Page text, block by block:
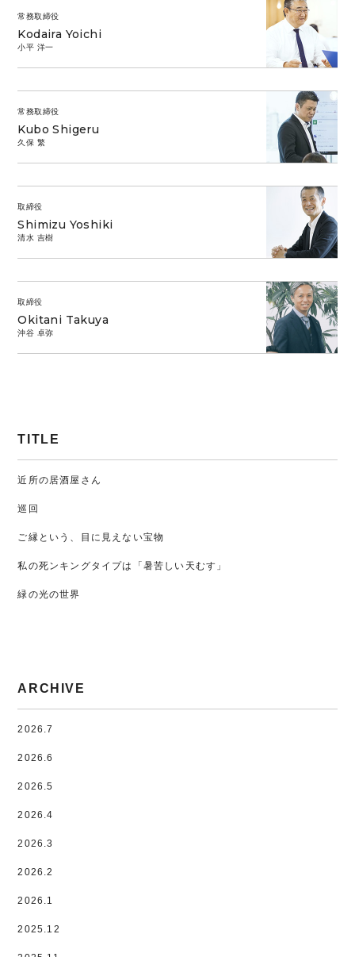
常務取締役
Kodaira Yoichi
小平 洋一
常務取締役
Kubo Shigeru
久保 繁
取締役
Shimizu Yoshiki
清水 吉樹
取締役
Okitani Takuya
沖谷 卓弥
TITLE
近所の居酒屋さん
巡回
ご縁という、目に見えない宝物
私の死ンキングタイプは「暑苦しい天むす」
緑の光の世界
ARCHIVE
2026.7
2026.6
2026.5
2026.4
2026.3
2026.2
2026.1
2025.12